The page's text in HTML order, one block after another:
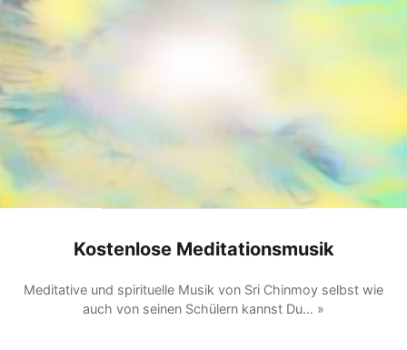
Kostenlose Meditationsmusik
Meditative und spirituelle Musik von Sri Chinmoy selbst wie
auch von seinen Schülern kannst Du… »